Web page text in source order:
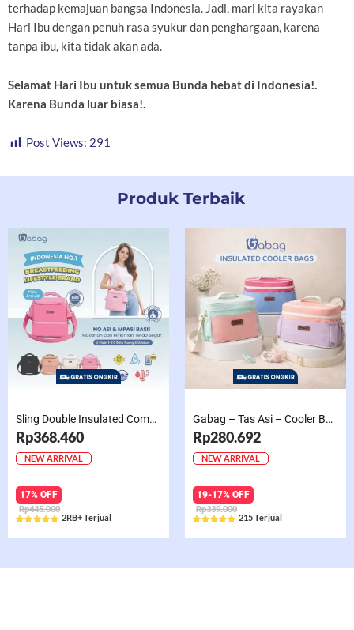
terhadap kemajuan bangsa Indonesia. Jadi, mari kita rayakan
Hari Ibu dengan penuh rasa syukur dan penghargaan, karena
tanpa ibu, kita tidak akan ada.
Selamat Hari Ibu untuk semua Bunda hebat di Indonesia!.
Karena Bunda luar biasa!.
Post Views: 291
Produk Terbaik
Sling Double Insulated Compartment Cappucino Black, Creamy, Salem, Chocolate
Rp368.460
NEW ARRIVAL
17% OFF
Rp445.000
 Rated
2RB+ Terjual
Gabag – Tas Asi – Cooler Bag Sling Single Compartment Mint Grape Bubble
Rp280.692
NEW ARRIVAL
19-17% OFF
Rp339.000
 Rated
215 Terjual